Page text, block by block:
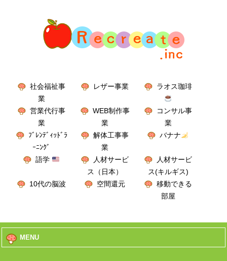
社会福祉事
業
レザー事業 ラオス珈琲
営業代行事
業
WEB制作事
業
コンサル事
業
ﾌﾞﾚﾝﾃﾞｨｯﾄﾞﾗ
ｰﾆﾝｸﾞ
解体工事事
業
バナナ
語学
人材サービ
ス（日本）
人材サービ
ス(キルギス)
10代の脳波
空間還元
移動できる
部屋
MENU